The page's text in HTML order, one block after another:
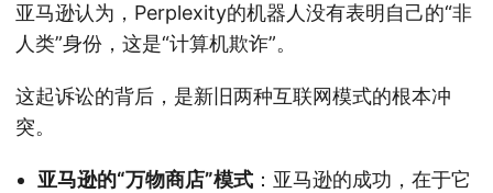
亚马逊认为，Perplexity的机器人没有表明自己的“非
人类”身份，这是“计算机欺诈”。
这起诉讼的背后，是新旧两种互联网模式的根本冲
突。
亚马逊的“万物商店”模式 ：亚马逊的成功，在于它